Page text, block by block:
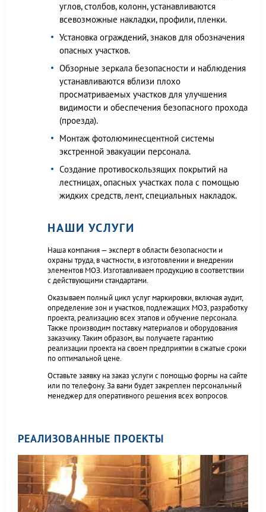
углов, столбов, колонн, устанавливаются
всевозможные накладки, профили, пленки.
Установка ограждений, знаков для обозначения
опасных участков.
Обзорные зеркала безопасности и наблюдения
устанавливаются вблизи плохо
просматриваемых участков для улучшения
видимости и обеспечения безопасного прохода
(проезда).
Монтаж фотолюминесцентной системы
экстренной эвакуации персонала.
Создание противоскользящих покрытий на
лестницах, опасных участках пола с помощью
жидких средств, лент, специальных накладок.
НАШИ УСЛУГИ
Наша компания — эксперт в области безопасности и
охраны труда, в частности, в изготовлении и внедрении
элементов МОЗ. Изготавливаем продукцию в соответствии
с действующими стандартами.
Оказываем полный цикл услуг маркировки, включая аудит,
определение зон и участков, подлежащих МОЗ, разработку
проекта, реализацию всех этапов и обучение персонала.
Также производим поставку материалов и оборудования
заказчику. Таким образом, вы получаете гарантию
реализации проекта на своем предприятии в сжатые сроки
по оптимальной цене.
Оставьте заявку на заказ услуги с помощью формы на сайте
или по телефону. За вами будет закреплен персональный
менеджер для оперативного решения всех вопросов.
РЕАЛИЗОВАННЫЕ ПРОЕКТЫ